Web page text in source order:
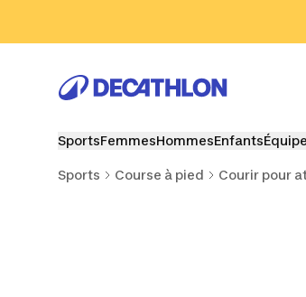
SportsFemmesHommesEnfants
Sports Course à pied Courir pour